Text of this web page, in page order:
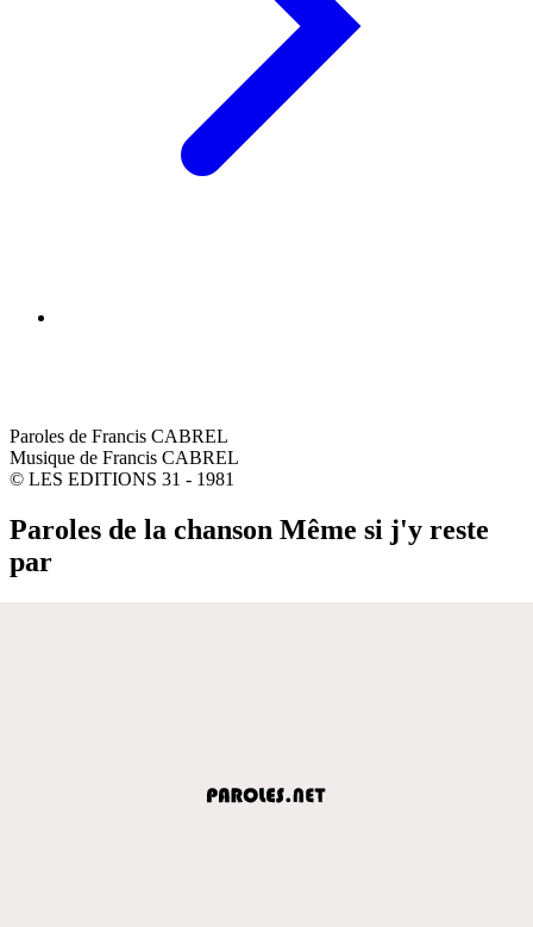
Paroles de Francis CABREL
Musique de Francis CABREL
© LES EDITIONS 31 - 1981
Paroles de la chanson Même si j'y reste
par